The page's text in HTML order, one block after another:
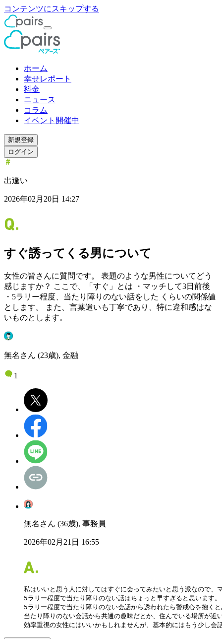
コンテンツにスキップする
ホーム
幸せレポート
料金
ニュース
コラム
イベント開催中
新規登録
ログイン
出逢い
2026年02月20日 14:27
すぐ誘ってくる男について
女性の皆さんに質問です。 表題のような男性についてどう
感じますか？ ここで、「すぐ」とは ・マッチして3日前後
・5ラリー程度、当たり障りのない話をした くらいの関係値
とします。 また、言葉遣いも丁寧であり、特に違和感はな
いものとします。
無名さん (23歳), 金融
1
無名さん (36歳), 事務員
2026年02月21日 16:55
私はいいと思う人に対してはすぐに会ってみたいと思う派なので
5ラリー程度で当たり障りのない話はちょっと早すぎると思います。
5ラリー程度で当たり障りのない会話から誘われたら警戒心を抱く
当たり障りのない会話から共通の趣味だとか、住んでいる場所が
効率重視の女性にはいいかもしれませんが、基本的にはもう少し